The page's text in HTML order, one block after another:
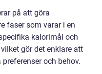
på att göra
faser som varar i en
kalorimål och
gör det enklare att
och behov.